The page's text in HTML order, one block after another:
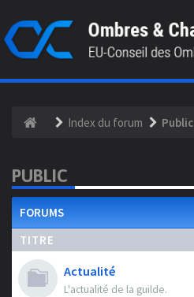
Index du forum Public
PUBLIC
FORUMS
TITRE
Actualité
L'actualité de la guilde.